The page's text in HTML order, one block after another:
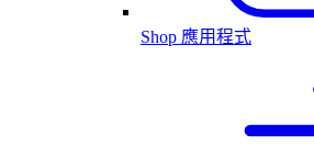
Shop 應用程式